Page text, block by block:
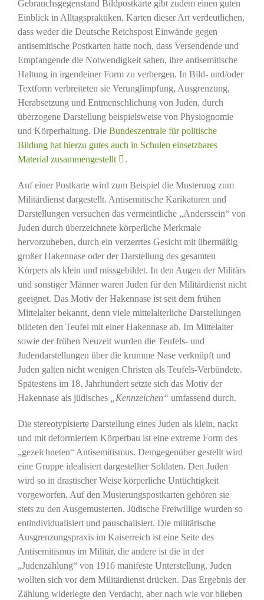
Gebrauchsgegenstand Bildpostkarte gibt zudem einen guten
Einblick in Alltagspraktiken. Karten dieser Art verdeutlichen,
dass weder die Deutsche Reichspost Einwände gegen
antisemitische Postkarten hatte noch, dass Versendende und
Empfangende die Notwendigkeit sahen, ihre antisemitische
Haltung in irgendeiner Form zu verbergen. In Bild- und/oder
Textform verbreiteten sie Verunglimpfung, Ausgrenzung,
Herabsetzung und Entmenschlichung von Juden, durch
überzogene Darstellung beispielsweise von Physiognomie
und Körperhaltung. Die Bundeszentrale für politische
Bildung hat hierzu gutes auch in Schulen einsetzbares
Material zusammengestellt
.
Auf einer Postkarte wird zum Beispiel die Musterung zum
Militärdienst dargestellt. Antisemitische Karikaturen und
Darstellungen versuchen das vermeintliche „Anderssein“ von
Juden durch überzeichnete körperliche Merkmale
hervorzuheben, durch ein verzerrtes Gesicht mit übermäßig
großer Hakennase oder der Darstellung des gesamten
Körpers als klein und missgebildet. In den Augen der Militärs
und sonstiger Männer waren Juden für den Militärdienst nicht
geeignet. Das Motiv der Hakennase ist seit dem frühen
Mittelalter bekannt, denn viele mittelalterliche Darstellungen
bildeten den Teufel mit einer Hakennase ab. Im Mittelalter
sowie der frühen Neuzeit wurden die Teufels- und
Judendarstellungen über die krumme Nase verknüpft und
Juden galten nicht wenigen Christen als Teufels-Verbündete.
Spätestens im 18. Jahrhundert setzte sich das Motiv der
Hakennase als jüdisches „Kennzeichen“ umfassend durch.
Die stereotypisierte Darstellung eines Juden als klein, nackt
und mit deformiertem Körperbau ist eine extreme Form des
„gezeichneten“ Antisemitismus. Demgegenüber gestellt wird
eine Gruppe idealisiert dargestellter Soldaten. Den Juden
wird so in drastischer Weise körperliche Untüchtigkeit
vorgeworfen. Auf den Musterungspostkarten gehören sie
stets zu den Ausgemusterten. Jüdische Freiwillige wurden so
entindividualisiert und pauschalisiert. Die militärische
Ausgrenzungspraxis im Kaiserreich ist eine Seite des
Antisemitismus im Militär, die andere ist die in der
„Judenzählung“ von 1916 manifeste Unterstellung, Juden
wollten sich vor dem Militärdienst drücken. Das Ergebnis der
Zählung widerlegte den Verdacht, aber nach wie vor blieben